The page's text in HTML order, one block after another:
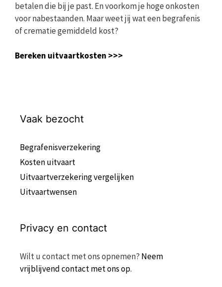
betalen die bij je past. En voorkom je hoge onkosten
voor nabestaanden. Maar weet jij wat een begrafenis
of crematie gemiddeld kost?
Bereken uitvaartkosten >>>
Vaak bezocht
Begrafenisverzekering
Kosten uitvaart
Uitvaartverzekering vergelijken
Uitvaartwensen
Privacy en contact
Wilt u contact met ons opnemen? Neem
vrijblijvend contact met ons op.